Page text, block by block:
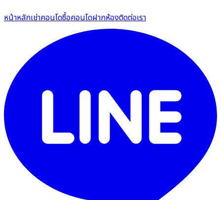
หน้าหลักเช่าคอนโดซื้อคอนโดฝากห้องติดต่อเรา